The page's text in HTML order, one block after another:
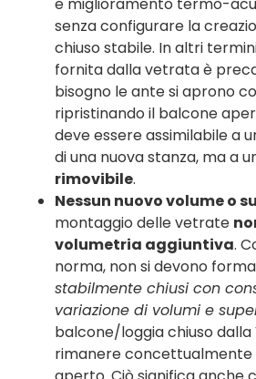
senza configurare la
chiuso stabile. In altri
fornita dalla vetrata è
bisogno le ante si aprono
ripristinando il balcone
deve essere assimilabile a
di una nuova stanza, ma a
rimovibile.
Nessun nuovo volume o
montaggio delle vetrate
volumetria aggiuntiva.
norma, non si devono
stabilmente chiusi con
variazione di volumi e
balcone/loggia chiuso dalla
rimanere concettualmente